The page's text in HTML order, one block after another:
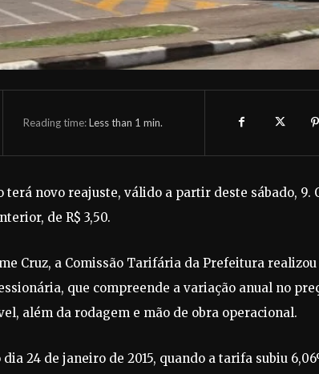
Reading time:Less than 1 min.
novo reajuste, válido a partir deste sábado, 9.
de R$ 3,50.
Cruz, a Comissão Tarifária da Prefeitura
que compreende a variação anual no
além da rodagem e mão de obra operacional.
24 de janeiro de 2015, quando a tarifa subiu